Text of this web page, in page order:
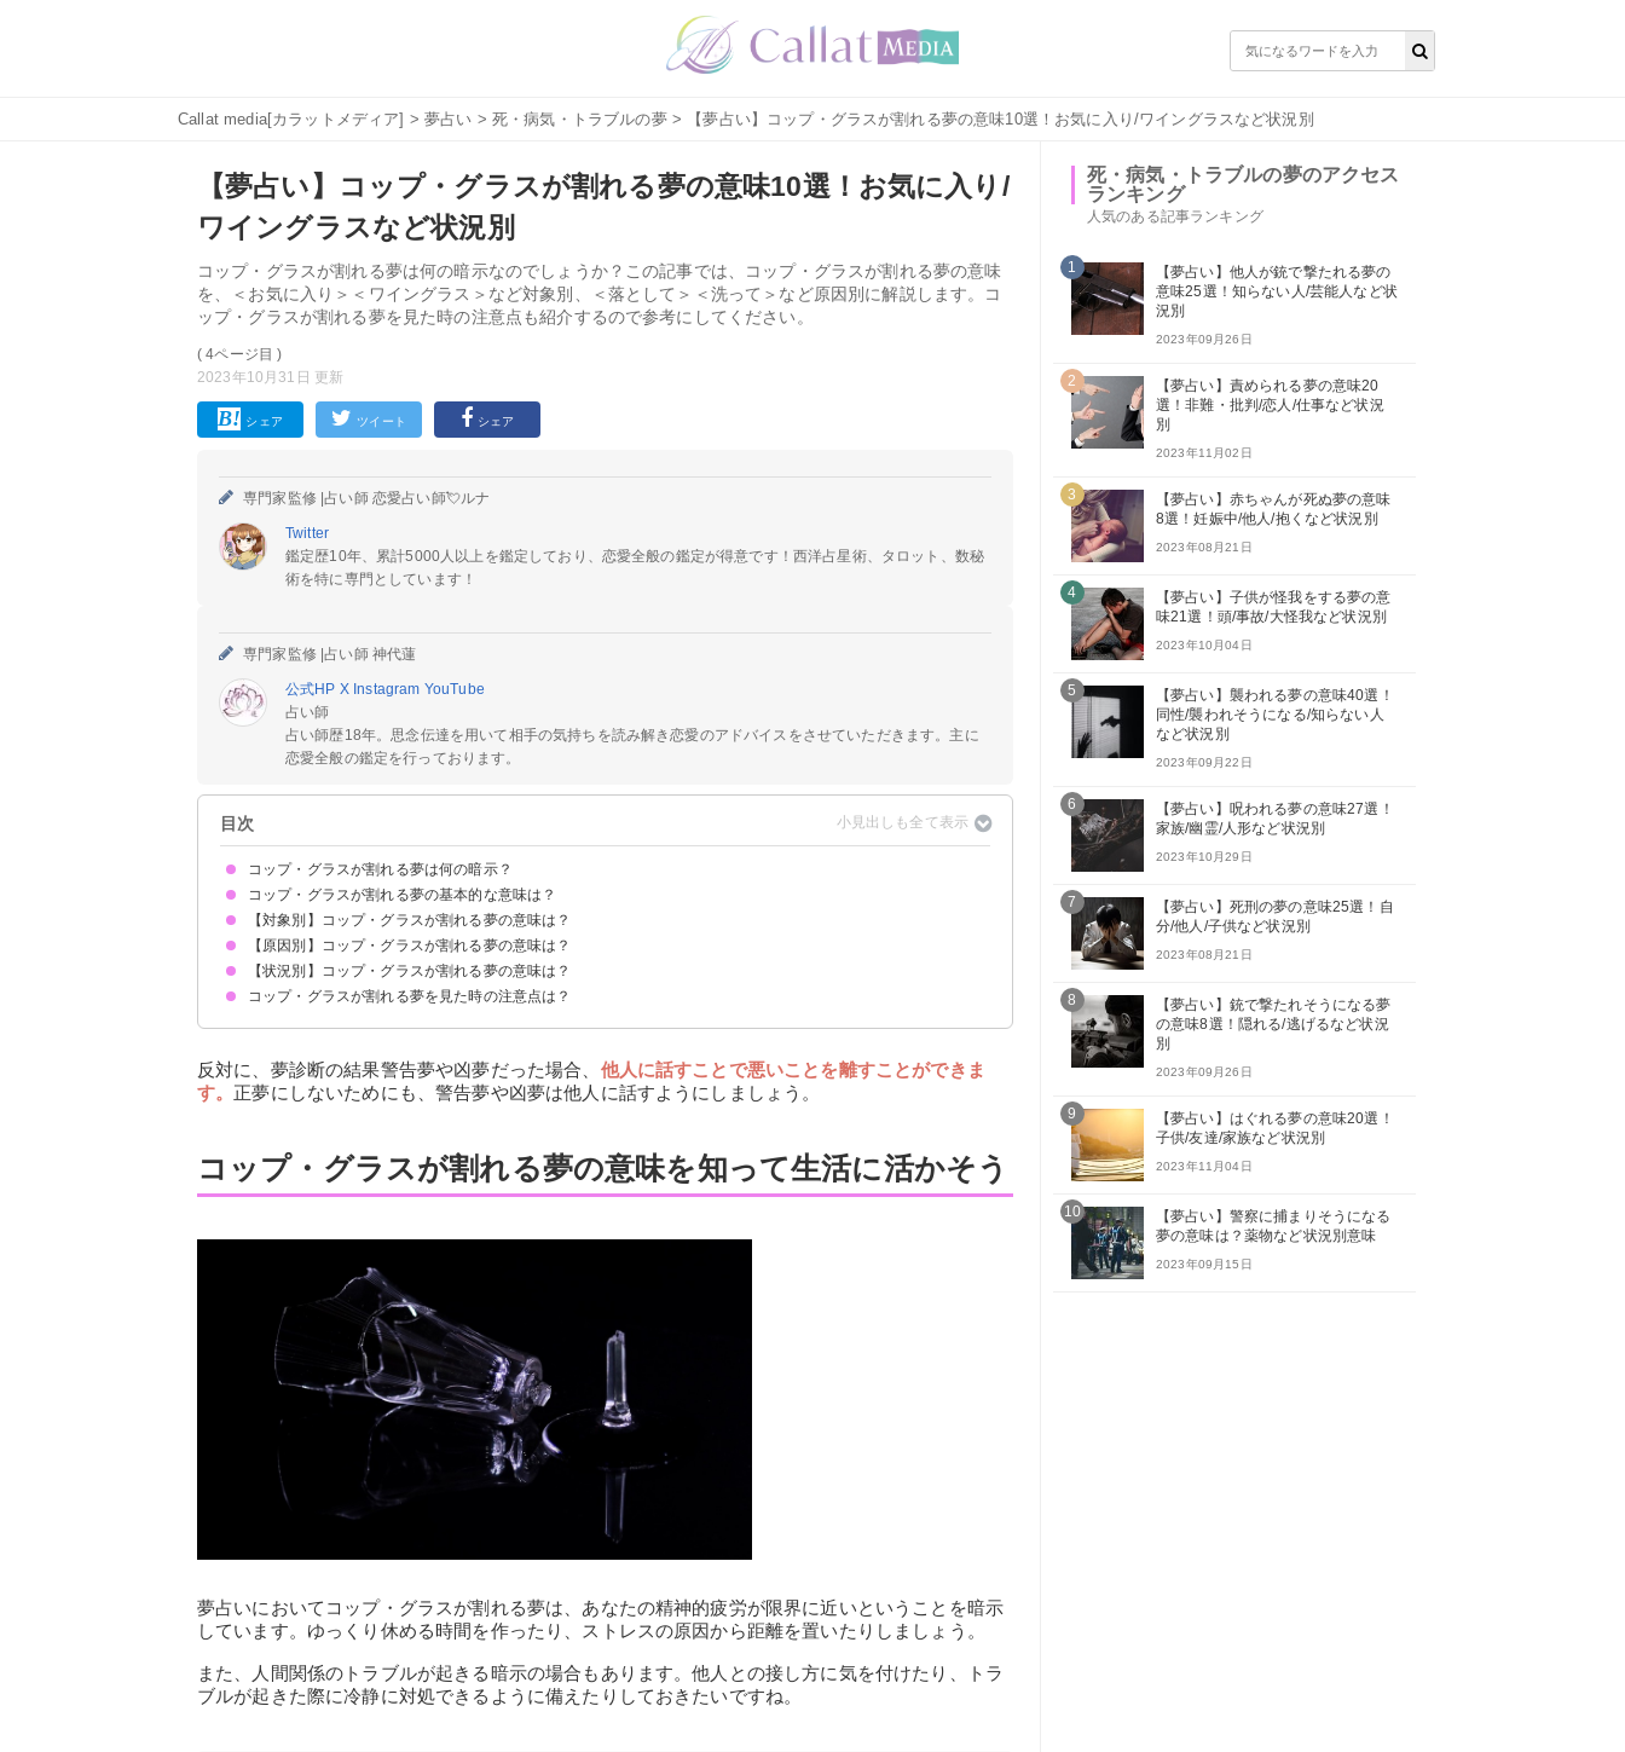
Callat media[カラットメディア] >夢占い > 死・病気・トラブルの夢> 【夢占い】コップ・グラスが割れる夢の意味10選！お気に入り/ワイングラスなど状況別
【夢占い】コップ・グラスが割れる夢の意味10選！お気に入り/
ワイングラスなど状況別
コップ・グラスが割れる夢は何の暗示なのでしょうか？この記事では、コップ・グラスが割れる夢の意味
を、＜お気に入り＞＜ワイングラス＞など対象別、＜落として＞＜洗って＞など原因別に解説します。コ
ップ・グラスが割れる夢を見た時の注意点も紹介するので参考にしてください。
( 4ページ目 )
2023年10月31日 更新
シェア ツイート シェア
専門家監修 |占い師 恋愛占い師💘ルナ
Twitter
鑑定歴10年、累計5000人以上を鑑定しており、恋愛全般の鑑定が得意です！西洋占星術、タロット、数秘
術を特に専門としています！
専門家監修 |占い師 神代蓮
公式HP X Instagram YouTube
占い師
占い師歴18年。思念伝達を用いて相手の気持ちを読み解き恋愛のアドバイスをさせていただきます。主に
恋愛全般の鑑定を行っております。
目次
コップ・グラスが割れる夢は何の暗示？
コップ・グラスが割れる夢の基本的な意味は？
①トラブルの暗示
②精神的に追い詰められている暗示
状況によって意味が決まる
【対象別】コップ・グラスが割れる夢の意味は？
お気に入りのコップが割れる夢【吉夢】
ワイングラスが割れる夢【凶夢】
コーヒーカップが割れる夢【凶夢】
【原因別】コップ・グラスが割れる夢の意味は？
コップ・グラスを落として割れる夢【凶夢】
コップ・グラスを洗って割れる夢【凶夢】
コップ・グラスを自分で割る夢【予知夢】
コップ・グラスを他人が割る夢【凶夢】
【状況別】コップ・グラスが割れる夢の意味は？
コップ・グラスが粉々に割れる夢【警告夢】
コップ・グラスが欠ける夢【警告夢】
コップ・グラスにヒビが入る夢【凶夢】
コップ・グラスが割れる夢を見た時の注意点は？
反対に、夢診断の結果警告夢や凶夢だった場合、 他人に話すことで悪いことを離すことができま
す。 正夢にしないためにも、警告夢や凶夢は他人に話すようにしましょう。
コップ・グラスが割れる夢の意味を知って生活に活かそう
夢占いにおいてコップ・グラスが割れる夢は、あなたの精神的疲労が限界に近いということを暗示
しています。ゆっくり休める時間を作ったり、ストレスの原因から距離を置いたりしましょう。
また、人間関係のトラブルが起きる暗示の場合もあります。他人との接し方に気を付けたり、トラ
ブルが起きた際に冷静に対処できるように備えたりしておきたいですね。
死・病気・トラブルの夢のアクセス
ランキング
人気のある記事ランキング
1
【夢占い】他人が銃で撃たれる夢の
意味25選！知らない人/芸能人など状
況別
2023年09月26日
2
【夢占い】責められる夢の意味20
選！非難・批判/恋人/仕事など状況
別
2023年11月02日
3
【夢占い】赤ちゃんが死ぬ夢の意味
8選！妊娠中/他人/抱くなど状況別
2023年08月21日
4
【夢占い】子供が怪我をする夢の意
味21選！頭/事故/大怪我など状況別
2023年10月04日
5
【夢占い】襲われる夢の意味40選！
同性/襲われそうになる/知らない人
など状況別
2023年09月22日
6
【夢占い】呪われる夢の意味27選！
家族/幽霊/人形など状況別
2023年10月29日
7
【夢占い】死刑の夢の意味25選！自
分/他人/子供など状況別
2023年08月21日
8
【夢占い】銃で撃たれそうになる夢
の意味8選！隠れる/逃げるなど状況
別
2023年09月26日
9
【夢占い】はぐれる夢の意味20選！
子供/友達/家族など状況別
2023年11月04日
10
【夢占い】警察に捕まりそうになる
夢の意味は？薬物など状況別意味
2023年09月15日